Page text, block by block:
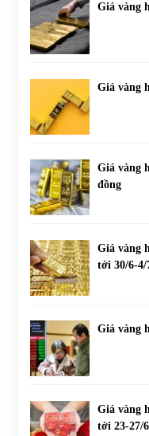
Giá vàng
Giá vàng
Giá vàng
đồng
Giá vàng
tới 30/6-4/
Giá vàng
Giá vàng
tới 23-27/